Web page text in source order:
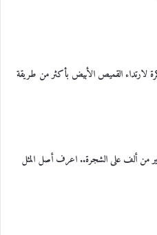
لارتداء القميص الأبيض بأكثر من طريقة
من ألف على الشجرة.. اعرف أصل المثل